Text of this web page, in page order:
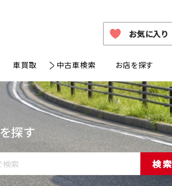
車買取 中古車検索 お店を探す
お気に入り
を探す
検索